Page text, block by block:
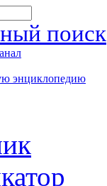
поиск
энциклопедию